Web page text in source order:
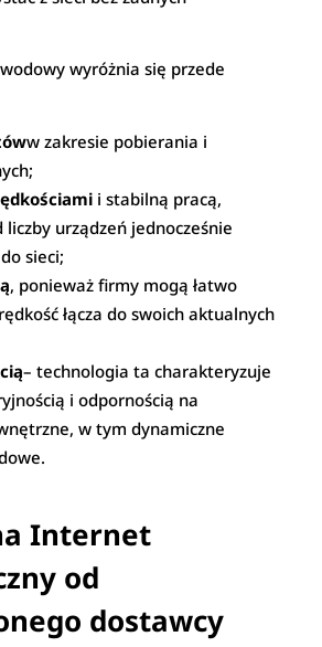
wyróżnia się przede
w zakresie pobierania i
i stabilną pracą,
liczby urządzeń jednocześnie
sieci;
, ponieważ firmy mogą łatwo
łącza do swoich aktualnych
– technologia ta charakteryzuje
i odpornością na
w tym dynamiczne
Internet
od
dostawcy